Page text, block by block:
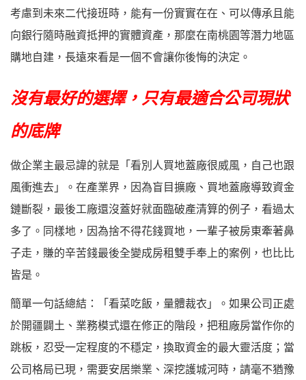
考慮到未來二代接班時，能有一份實實在在、可以傳承且能
向銀行隨時融資抵押的實體資產，那麼在南桃園等潛力地區
購地自建，長遠來看是一個不會讓你後悔的決定。
沒有最好的選擇，只有最適合公司現狀
的底牌
做企業主最忌諱的就是「看別人買地蓋廠很威風，自己也跟
風衝進去」。在產業界，因為盲目擴廠、買地蓋廠導致資金
鏈斷裂，最後工廠還沒蓋好就面臨破產清算的例子，看過太
多了。同樣地，因為捨不得花錢買地，一輩子被房東牽著鼻
子走，賺的辛苦錢最後全變成房租雙手奉上的案例，也比比
皆是。
簡單一句話總結： 「看菜吃飯，量體裁衣」
。如果公司正處
於開疆闢土、業務模式還在修正的階段，把租廠房當作你的
跳板，忍受一定程度的不穩定，換取資金的最大靈活度；當
公司格局已現，需要安居樂業、深挖護城河時，請毫不猶豫